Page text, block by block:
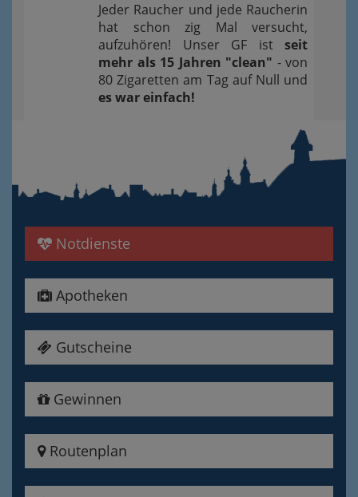
Jeder Raucher und jede Raucherin
hat schon zig Mal versucht,
aufzuhören! Unser GF ist seit
mehr als 15 Jahren "clean" - von
80 Zigaretten am Tag auf Null und
es war einfach!
Notdienste
Apotheken
Gutscheine
Gewinnen
Routenplan